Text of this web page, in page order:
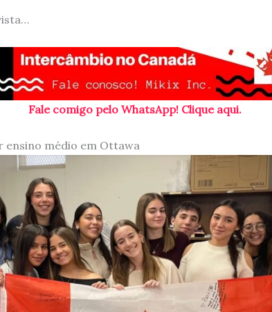
Fale comigo pelo WhatsApp! Clique aqui.
ensino médio em Ottawa